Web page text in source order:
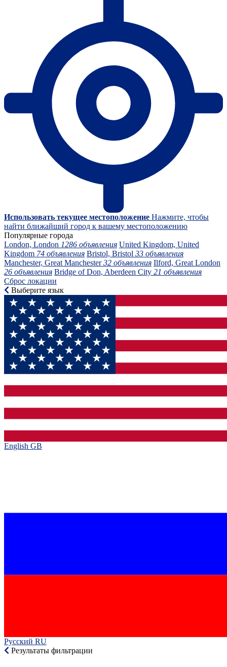
Использовать текущее местоположение Нажмите, чтобы
найти ближайший город к вашему местоположению
Популярные города
London, London 1286 объявления United Kingdom, United
Kingdom 74 объявления Bristol, Bristol 33 объявления
Manchester, Great Manchester32 объявления Ilford, Great London
26 объявления Bridge of Don, Aberdeen City 21 объявления
Сброс локации
Выберите язык
English GB‎
Русский RU‎
Результаты фильтрации